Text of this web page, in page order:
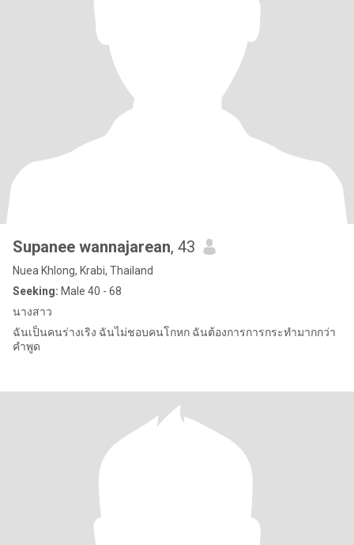
Supanee wannajarean, 43
Nuea Khlong, Krabi, Thailand
Seeking: Male 40 - 68
นางสาว
ฉันเป็นคนร่างเริง ฉันไม่ชอบคนโกหก ฉันต้องการการกระทำมากกว่า
คำพูด